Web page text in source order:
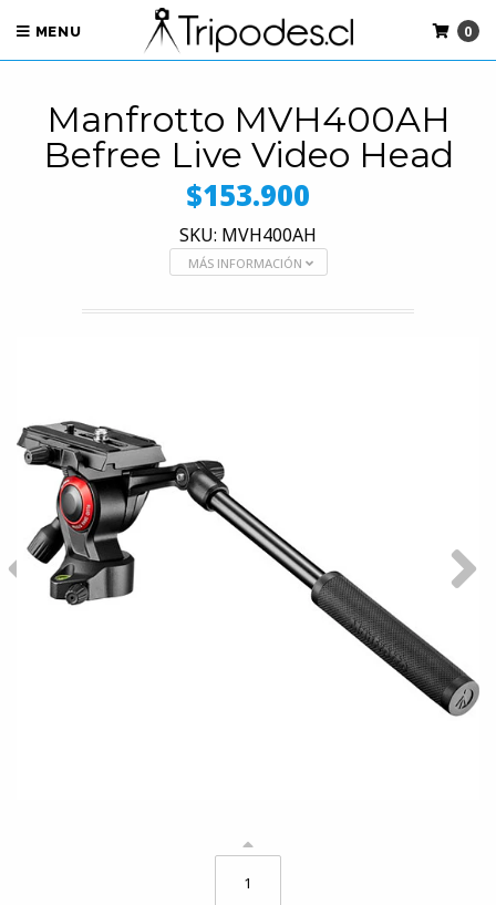
MENU 0
Manfrotto MVH400AH
Befree Live Video Head
$153.900
SKU: MVH400AH
MÁS INFORMACIÓN